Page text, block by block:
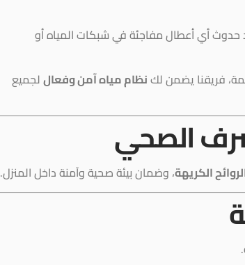
حدوث أي أعطال مفاجئة في شبكات المياه أو
فريقنا يضمن لكنظام مياه آمن وفعاللجميع
الصحي
الكريهة، وضمان بيئة صحية وآمنة داخل المنزل.